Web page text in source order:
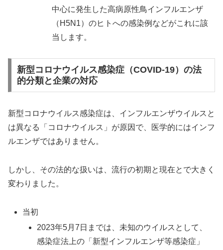
中心に発生した高病原性鳥インフルエンザ
（H5N1）のヒトへの感染例などがこれに該
当します。
新型コロナウイルス感染症（COVID-19）の法
的分類と企業の対応
新型コロナウイルス感染症は、インフルエンザウイルスと
は異なる「コロナウイルス」が原因で、医学的にはインフ
ルエンザではありません。
しかし、その法的な扱いは、流行の初期と現在とで大きく
変わりました。
当初
2023年5月7日までは、未知のウイルスとして、
感染症法上の「新型インフルエンザ等感染症」